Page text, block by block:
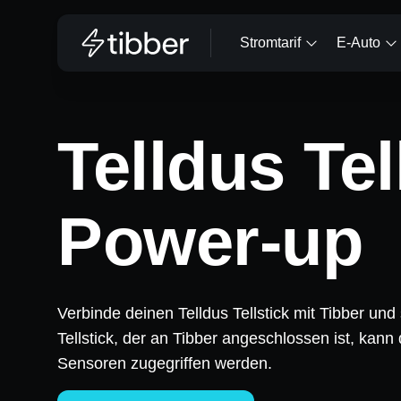
Stromtarif E-Auto
Telldus
Power-up
Verbinde deinen Telldus Tellstick mit Tibber
Tellstick, der an Tibber angeschlossen ist,
Sensoren zugegriffen werden.